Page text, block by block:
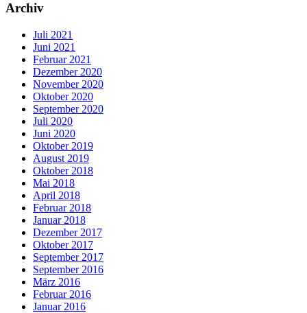
Archiv
Juli 2021
Juni 2021
Februar 2021
Dezember 2020
November 2020
Oktober 2020
September 2020
Juli 2020
Juni 2020
Oktober 2019
August 2019
Oktober 2018
Mai 2018
April 2018
Februar 2018
Januar 2018
Dezember 2017
Oktober 2017
September 2017
September 2016
März 2016
Februar 2016
Januar 2016